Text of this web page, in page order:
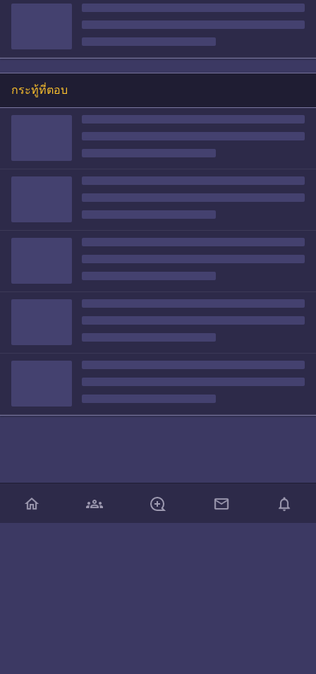
กระทู้ที่ตอบ